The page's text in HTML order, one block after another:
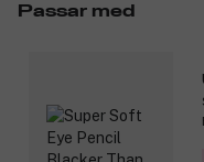
eller schampo.
Passar med